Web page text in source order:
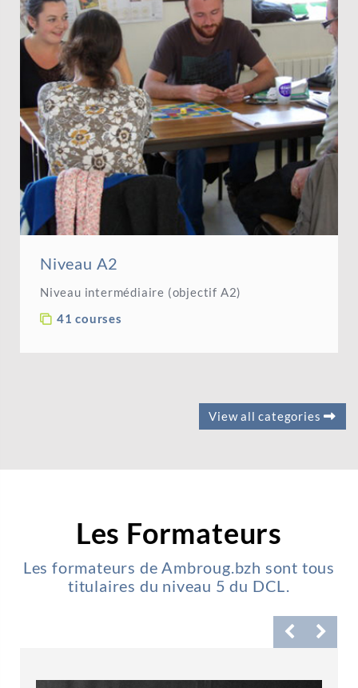
Niveau A2
Niveau intermédiaire (objectif A2)
41 courses
View all categories
Les Formateurs
Les formateurs de Ambroug.bzh sont tous
titulaires du niveau 5 du DCL.